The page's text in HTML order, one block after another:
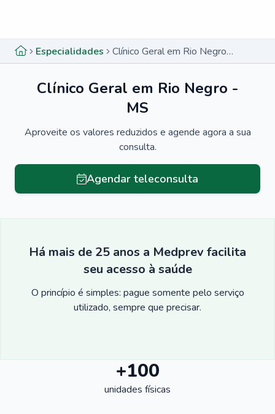
Especialidades Clínico Geral em Rio Negro - MS
Clínico Geral em Rio Negro -
MS
Aproveite os valores reduzidos e agende agora a sua
consulta.
Agendar teleconsulta
Há mais de 25 anos a Medprev facilita
seu acesso à saúde
O princípio é simples: pague somente pelo serviço
utilizado, sempre que precisar.
+100
unidades físicas